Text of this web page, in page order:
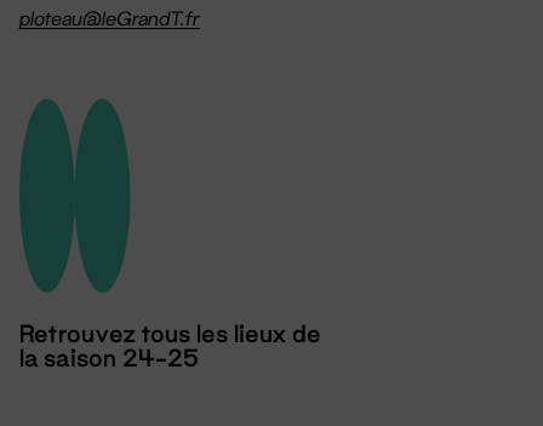
ploteau@leGrandT.fr
Retrouvez tous les lieux de
la saison 24-25